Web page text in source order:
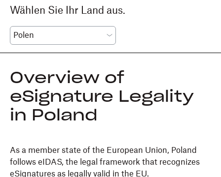
Wählen Sie Ihr Land aus.
Overview of
eSignature Legality
in Poland
As a member state of the European Union, Poland
follows eIDAS, the legal framework that recognizes
eSignatures as legally valid in the EU.